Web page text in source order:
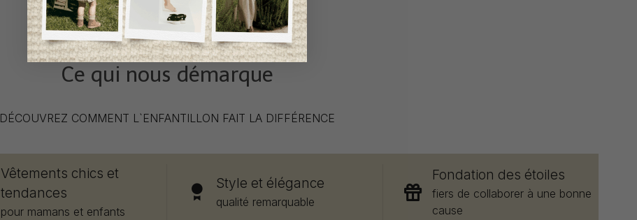
Ce qui nous démarque
DÉCOUVREZ COMMENT L`ENFANTILLON FAIT LA DIFFÉRENCE
Vêtements chics et
tendances
pour mamans et enfants
Style et élégance
qualité remarquable
Fondation des étoiles
fiers de collaborer à une bonne
cause